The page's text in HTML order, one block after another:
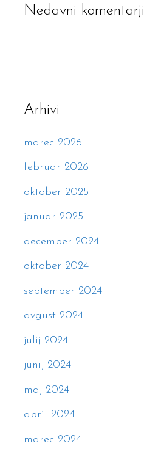
Nedavni komentarji
Arhivi
marec 2026
februar 2026
oktober 2025
januar 2025
december 2024
oktober 2024
september 2024
avgust 2024
julij 2024
junij 2024
maj 2024
april 2024
marec 2024